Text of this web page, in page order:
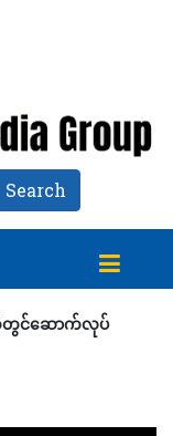
Search
တ်တွင်ဆောက်လုပ်